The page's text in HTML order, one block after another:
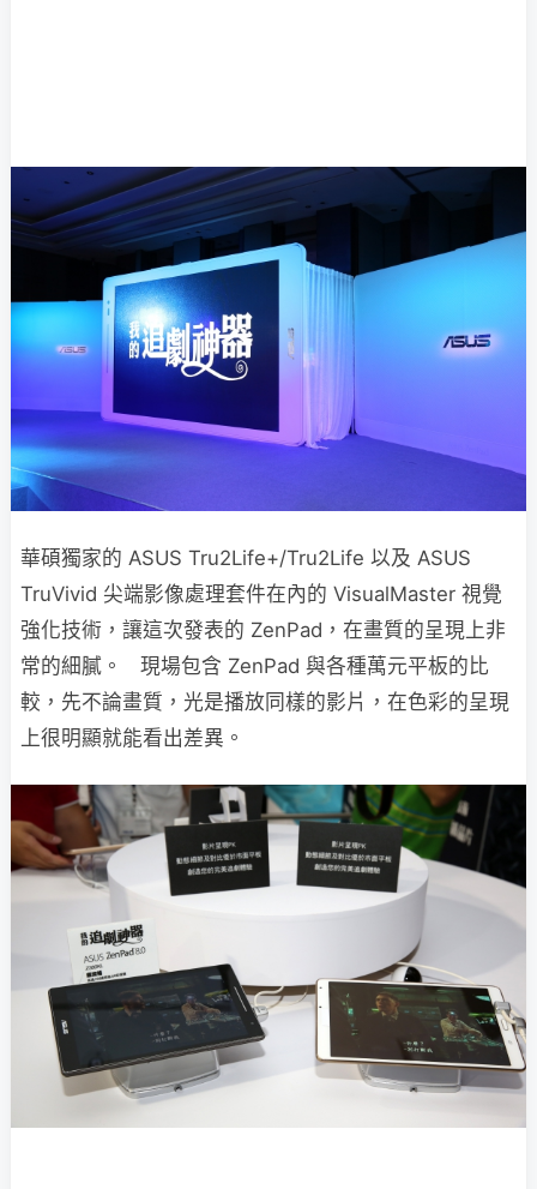
華碩獨家的 ASUS Tru2Life+/Tru2Life 以及 ASUS
TruVivid 尖端影像處理套件在內的 VisualMaster 視覺
強化技術，讓這次發表的 ZenPad，在畫質的呈現上非
常的細膩。 現場包含 ZenPad 與各種萬元平板的比
較，先不論畫質，光是播放同樣的影片，在色彩的呈現
上很明顯就能看出差異。